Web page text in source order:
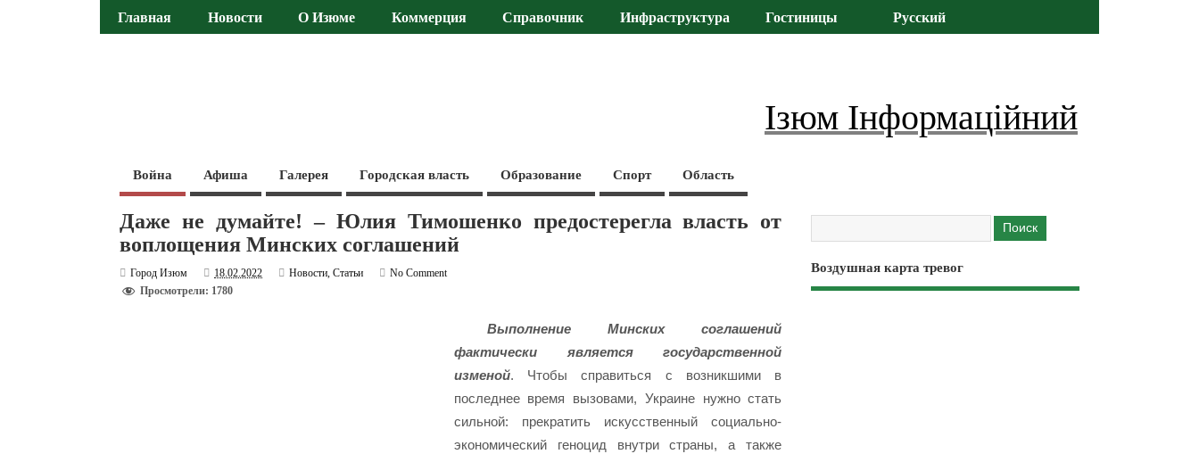
Главная Новости О Изюме Коммерция Справочник Инфраструктура Гостиницы Русский
Ізюм Інформаційний
Война Афиша Галерея Городская власть Образование Спорт Область
Даже не думайте! – Юлия Тимошенко предостерегла власть от
воплощения Минских соглашений
Город Изюм 18.02.2022 Новости,Статьи
No Comment
Просмотрели: 1780
Выполнение Минских соглашений
фактически является государственной
изменой. Чтобы справиться с возникшими в
последнее время вызовами, Украине нужно стать
сильной: прекратить искусственный социально-
экономический геноцид внутри страны, а также
Воздушная карта тревог